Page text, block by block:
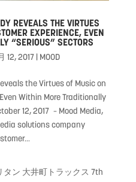
REVEALS THE VIRTUES
EXPERIENCE, EVEN
“SERIOUS” SECTORS
12, 2017| MOOD
the Virtues of Music on
Within More Traditionally
12, 2017 – Mood Media,
solutions company
ン 大井町トラックス 7th